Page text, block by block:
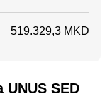
519.329,3 MKD
SED